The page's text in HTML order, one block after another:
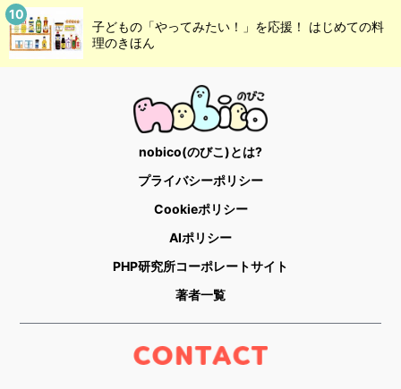
子どもの「やってみたい！」を応援！ はじめての料
理のきほん
nobico(のびこ)とは?
プライバシーポリシー
Cookieポリシー
AIポリシー
PHP研究所コーポレートサイト
著者一覧